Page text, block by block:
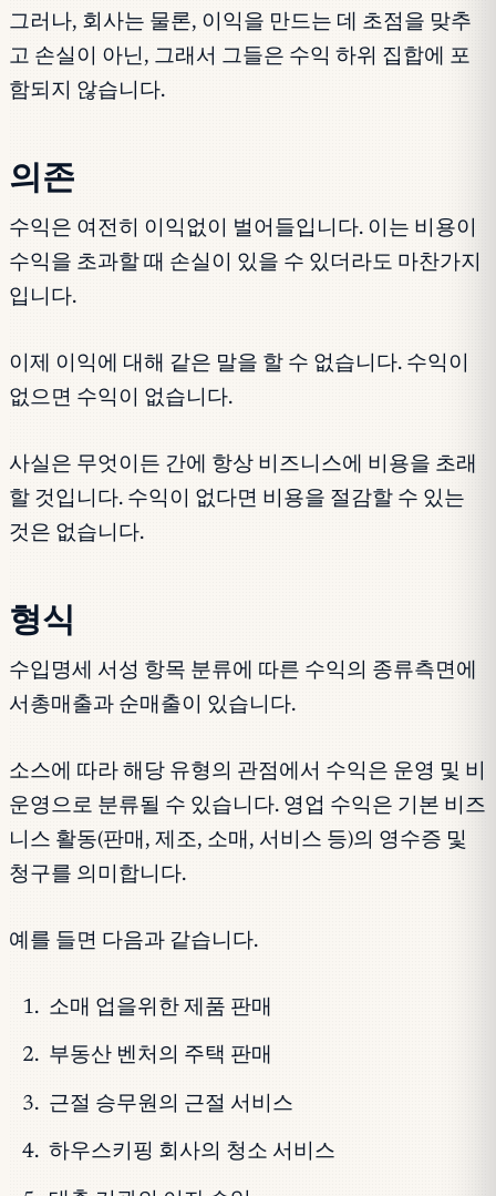
그러나, 회사는 물론, 이익을 만드는 데 초점을 맞추
고 손실이 아닌, 그래서 그들은 수익 하위 집합에 포
함되지 않습니다.
의존
수익은 여전히 이익없이 벌어들입니다. 이는 비용이
수익을 초과할 때 손실이 있을 수 있더라도 마찬가지
입니다.
이제 이익에 대해 같은 말을 할 수 없습니다. 수익이
없으면 수익이 없습니다.
사실은 무엇이든 간에 항상 비즈니스에 비용을 초래
할 것입니다. 수익이 없다면 비용을 절감할 수 있는
것은 없습니다.
형식
수입명세 서성 항목 분류에 따른 수익의 종류측면에
서총매출과 순매출이 있습니다.
소스에 따라 해당 유형의 관점에서 수익은 운영 및 비
운영으로 분류될 수 있습니다. 영업 수익은 기본 비즈
니스 활동(판매, 제조, 소매, 서비스 등)의 영수증 및
청구를 의미합니다.
예를 들면 다음과 같습니다.
소매 업을위한 제품 판매
부동산 벤처의 주택 판매
근절 승무원의 근절 서비스
하우스키핑 회사의 청소 서비스